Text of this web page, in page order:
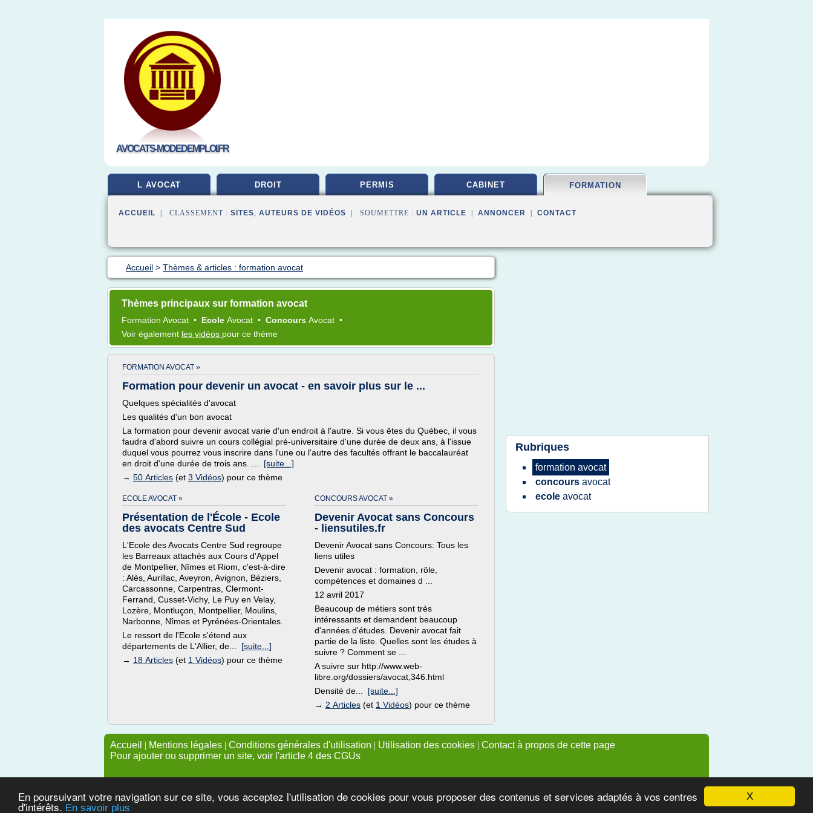
X
En poursuivant votre navigation sur ce site, vous acceptez l'utilisation de cookies pour vous proposer des contenus et services adaptés à vos centres
d'intérêts. En savoir plus
AVOCATS-MODEDEMPLOI.FR
L AVOCAT DROIT PERMIS CABINET FORMATION
ACCUEIL | CLASSEMENT : SITES, AUTEURS DE VIDÉOS | SOUMETTRE : UN ARTICLE ANNONCER CONTACT
Accueil > Thèmes & articles : formation avocat
Thèmes principaux sur formation avocat
Formation Avocat • Ecole Avocat • Concours Avocat •
Voir également les vidéos pour ce thème
FORMATION AVOCAT »
Formation pour devenir un avocat - en savoir plus sur le ...
Quelques spécialités d'avocat
Les qualités d'un bon avocat
La formation pour devenir avocat varie d'un endroit à l'autre. Si vous êtes du Québec, il vous
faudra d'abord suivre un cours collégial pré-universitaire d'une durée de deux ans, à l'issue
duquel vous pourrez vous inscrire dans l'une ou l'autre des facultés offrant le baccalauréat
en droit d'une durée de trois ans. ... [suite...]
→ 50 Articles (et 3 Vidéos) pour ce thème
ECOLE AVOCAT »
Présentation de l'École - Ecole
des avocats Centre Sud
L'Ecole des Avocats Centre Sud regroupe
les Barreaux attachés aux Cours d'Appel
de Montpellier, Nîmes et Riom, c'est-à-dire
: Alès, Aurillac, Aveyron, Avignon, Béziers,
Carcassonne, Carpentras, Clermont-
Ferrand, Cusset-Vichy, Le Puy en Velay,
Lozère, Montluçon, Montpellier, Moulins,
Narbonne, Nîmes et Pyrénées-Orientales.
Le ressort de l'Ecole s'étend aux
départements de L'Allier, de... [suite...]
→ 18 Articles (et 1 Vidéos) pour ce thème
CONCOURS AVOCAT »
Devenir Avocat sans Concours
- liensutiles.fr
Devenir Avocat sans Concours: Tous les
liens utiles
Devenir avocat : formation, rôle,
compétences et domaines d ...
12 avril 2017
Beaucoup de métiers sont très
intéressants et demandent beaucoup
d'années d'études. Devenir avocat fait
partie de la liste. Quelles sont les études à
suivre ? Comment se ...
A suivre sur http://www.web-
libre.org/dossiers/avocat,346.html
Densité de... [suite...]
→ 2 Articles (et 1 Vidéos) pour ce thème
Rubriques
formation avocat
concours avocat
ecole avocat
Accueil | Mentions légales | Conditions générales d'utilisation | Utilisation des cookies | Contact à propos de cette page
Pour ajouter ou supprimer un site, voir l'article 4 des CGUs